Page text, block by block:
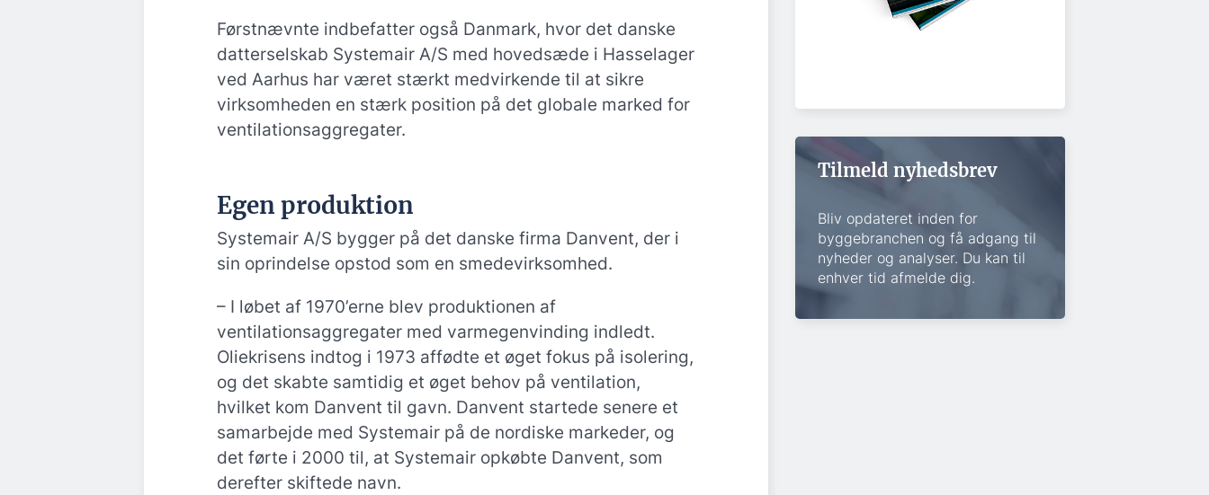
Førstnævnte indbefatter også Danmark, hvor det danske
datterselskab Systemair A/S med hovedsæde i Hasselager
ved Aarhus har været stærkt medvirkende til at sikre
virksomheden en stærk position på det globale marked for
ventilationsaggregater.
Egen produktion
Systemair A/S bygger på det danske firma Danvent, der i
sin oprindelse opstod som en smedevirksomhed.
– I løbet af 1970’erne blev produktionen af
ventilationsaggregater med varmegenvinding indledt.
Oliekrisens indtog i 1973 affødte et øget fokus på isolering,
og det skabte samtidig et øget behov på ventilation,
hvilket kom Danvent til gavn. Danvent startede senere et
samarbejde med Systemair på de nordiske markeder, og
det førte i 2000 til, at Systemair opkøbte Danvent, som
derefter skiftede navn.
Tilmeld nyhedsbrev
Bliv opdateret inden for
byggebranchen og få adgang til
nyheder og analyser. Du kan til
enhver tid afmelde dig.